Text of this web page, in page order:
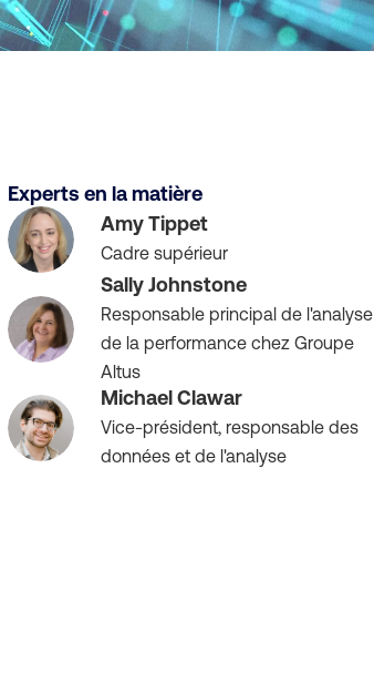
Experts en la matière
Amy Tippet
Cadre supérieur
Sally Johnstone
Responsable principal de l'analyse
de la performance chez Groupe
Altus
Michael Clawar
Vice-président, responsable des
données et de l'analyse